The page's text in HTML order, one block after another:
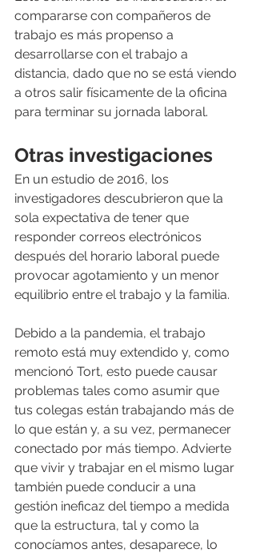
compararse con compañeros de
trabajo es más propenso a
desarrollarse con el trabajo a
distancia, dado que no se está viendo
a otros salir físicamente de la oficina
para terminar su jornada laboral.
Otras investigaciones
En un estudio de 2016, los
investigadores descubrieron que la
sola expectativa de tener que
responder correos electrónicos
después del horario laboral puede
provocar agotamiento y un menor
equilibrio entre el trabajo y la familia.
Debido a la pandemia, el trabajo
remoto está muy extendido y, como
mencionó Tort, esto puede causar
problemas tales como asumir que
tus colegas están trabajando más de
lo que están y, a su vez, permanecer
conectado por más tiempo. Advierte
que vivir y trabajar en el mismo lugar
también puede conducir a una
gestión ineficaz del tiempo a medida
que la estructura, tal y como la
conocíamos antes, desaparece, lo